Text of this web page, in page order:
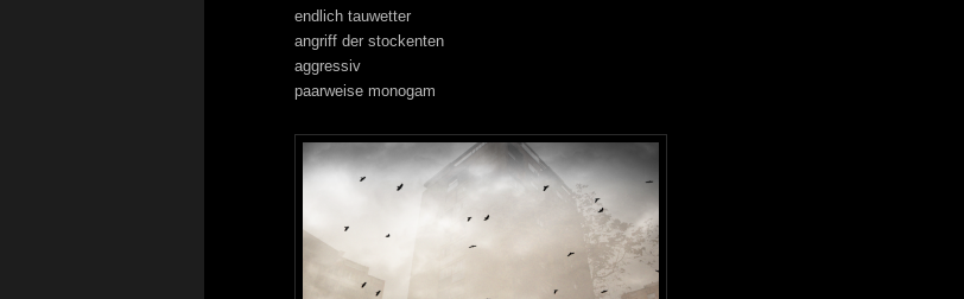
endlich tauwetter
angriff der stockenten
aggressiv
paarweise monogam